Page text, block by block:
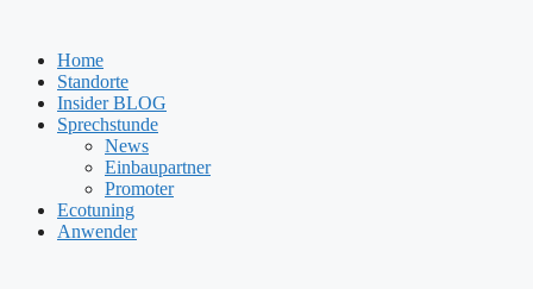
springenHome
Standorte
Insider BLOG
Sprechstunde
News
Einbaupartner
Promoter
Ecotuning
Anwender